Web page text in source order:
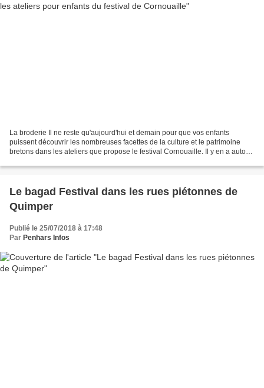
La broderie Il ne reste qu'aujourd'hui et demain pour que vos enfants
puissent découvrir les nombreuses facettes de la culture et le patrimoine
bretons dans les ateliers que propose le festival Cornouaille. Il y en a autour
Le bagad Festival dans les rues piétonnes de
Quimper
Publié le 25/07/2018 à 17:48
Par Penhars Infos